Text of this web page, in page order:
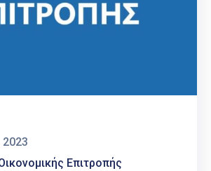
2023
Επιτροπής